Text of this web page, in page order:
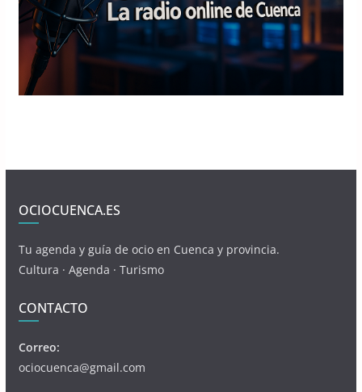
OCIOCUENCA.ES
Tu agenda y guía de ocio en Cuenca y provincia.
Cultura · Agenda · Turismo
CONTACTO
Correo:
ociocuenca@gmail.com